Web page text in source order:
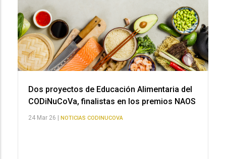
Dos proyectos de Educación Alimentaria del
CODiNuCoVa, finalistas en los premios NAOS
24 Mar 26 | NOTICIAS CODINUCOVA